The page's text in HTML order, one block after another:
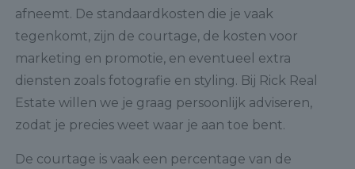
afneemt. De standaardkosten die je vaak
tegenkomt, zijn de courtage, de kosten voor
marketing en promotie, en eventueel extra
diensten zoals fotografie en styling. Bij Rick Real
Estate willen we je graag persoonlijk adviseren,
zodat je precies weet waar je aan toe bent.
De courtage is vaak een percentage van de